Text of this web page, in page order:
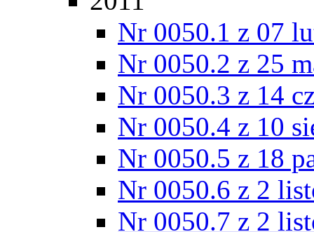
Nr 0050.1 z 07
Nr 0050.2 z 25
Nr 0050.3 z 14
Nr 0050.4 z 10
Nr 0050.5 z 18
Nr 0050.6 z 2
Nr 0050.7 z 2